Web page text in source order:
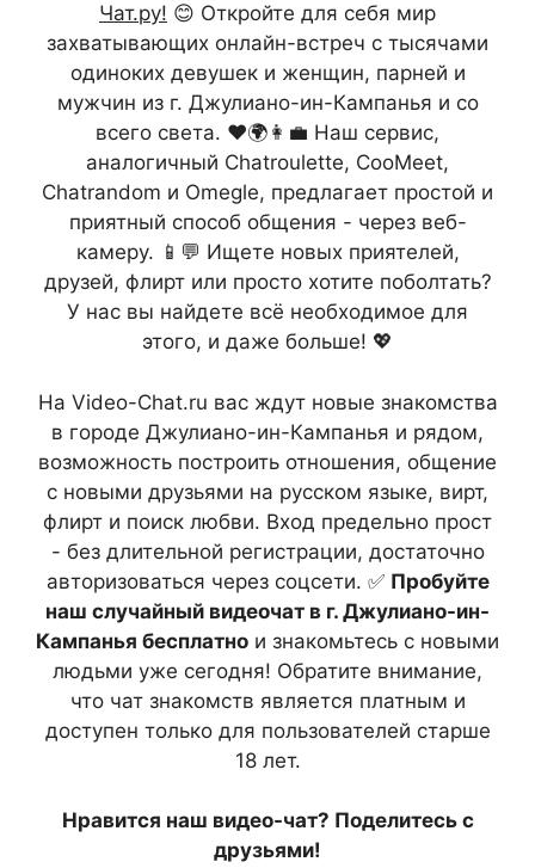
Чат.ру! 😊 Откройте для себя мир
захватывающих онлайн-встреч с тысячами
одиноких девушек и женщин, парней и
мужчин из г. Джулиано-ин-Кампанья и со
всего света. ❤️🌍👩‍💼 Наш сервис,
аналогичный Chatroulette, CooMeet,
Chatrandom и Omegle, предлагает простой и
приятный способ общения - через веб-
камеру. 📱💬 Ищете новых приятелей,
друзей, флирт или просто хотите поболтать?
У нас вы найдете всё необходимое для
этого, и даже больше! 💖
На Video-Chat.ru вас ждут новые знакомства
в городе Джулиано-ин-Кампанья и рядом,
возможность построить отношения, общение
с новыми друзьями на русском языке, вирт,
флирт и поиск любви. Вход предельно прост
- без длительной регистрации, достаточно
авторизоваться через соцсети. ✅ Пробуйте
наш случайный видеочат в г. Джулиано-ин-
Кампанья бесплатно и знакомьтесь с новыми
людьми уже сегодня! Обратите внимание,
что чат знакомств является платным и
доступен только для пользователей старше
18 лет.
Нравится наш видео-чат? Поделитесь с
друзьями!